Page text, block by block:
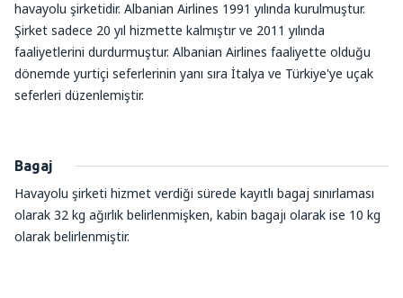
havayolu şirketidir. Albanian Airlines 1991 yılında kurulmuştur.
Şirket sadece 20 yıl hizmette kalmıştır ve 2011 yılında
faaliyetlerini durdurmuştur. Albanian Airlines faaliyette olduğu
dönemde yurtiçi seferlerinin yanı sıra İtalya ve Türkiye'ye uçak
seferleri düzenlemiştir.
Bagaj
Havayolu şirketi hizmet verdiği sürede kayıtlı bagaj sınırlaması
olarak 32 kg ağırlık belirlenmişken, kabin bagajı olarak ise 10 kg
olarak belirlenmiştir.